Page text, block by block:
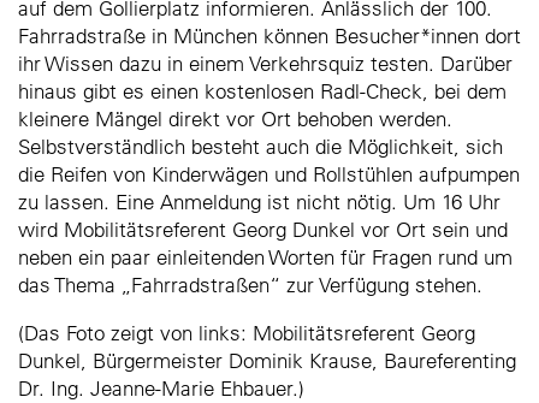
auf dem Gollierplatz informieren. Anlässlich der 100.
Fahrradstraße in München können Besucher*innen dort
ihr Wissen dazu in einem Verkehrsquiz testen. Darüber
hinaus gibt es einen kostenlosen Radl-Check, bei dem
kleinere Mängel direkt vor Ort behoben werden.
Selbstverständlich besteht auch die Möglichkeit, sich
die Reifen von Kinderwägen und Rollstühlen aufpumpen
zu lassen. Eine Anmeldung ist nicht nötig. Um 16 Uhr
wird Mobilitätsreferent Georg Dunkel vor Ort sein und
neben ein paar einleitenden Worten für Fragen rund um
das Thema „Fahrradstraßen“ zur Verfügung stehen.
(Das Foto zeigt von links: Mobilitätsreferent Georg
Dunkel, Bürgermeister Dominik Krause, Baureferenting
Dr. Ing. Jeanne-Marie Ehbauer.)